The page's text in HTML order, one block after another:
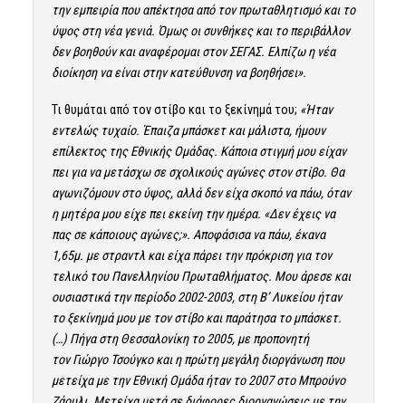
την εμπειρία που απέκτησα από τον πρωταθλητισμό και το
ύψος στη νέα γενιά. Όμως οι συνθήκες και το περιβάλλον
δεν βοηθούν και αναφέρομαι στον ΣΕΓΑΣ. Ελπίζω η νέα
διοίκηση να είναι στην κατεύθυνση να βοηθήσει».
Τι θυμάται από τον στίβο και το ξεκίνημά του; «Ήταν
εντελώς τυχαίο. Έπαιζα μπάσκετ και μάλιστα, ήμουν
επίλεκτος της Εθνικής Ομάδας. Κάποια στιγμή μου είχαν
πει για να μετάσχω σε σχολικούς αγώνες στον στίβο. Θα
αγωνιζόμουν στο ύψος, αλλά δεν είχα σκοπό να πάω, όταν
η μητέρα μου είχε πει εκείνη την ημέρα. «Δεν έχεις να
πας σε κάποιους αγώνες;». Αποφάσισα να πάω, έκανα
1,65μ. με στραντλ και είχα πάρει την πρόκριση για τον
τελικό του Πανελληνίου Πρωταθλήματος. Μου άρεσε και
ουσιαστικά την περίοδο 2002-2003, στη Β’ Λυκείου ήταν
το ξεκίνημά μου με τον στίβο και παράτησα το μπάσκετ.
(…) Πήγα στη Θεσσαλονίκη το 2005, με προπονητή
τον Γιώργο Τσούγκο και η πρώτη μεγάλη διοργάνωση που
μετείχα με την Εθνική Ομάδα ήταν το 2007 στο Μπρούνο